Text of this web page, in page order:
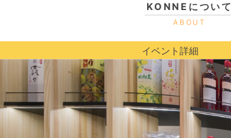
KONNEについて
ABOUT
イベント詳細